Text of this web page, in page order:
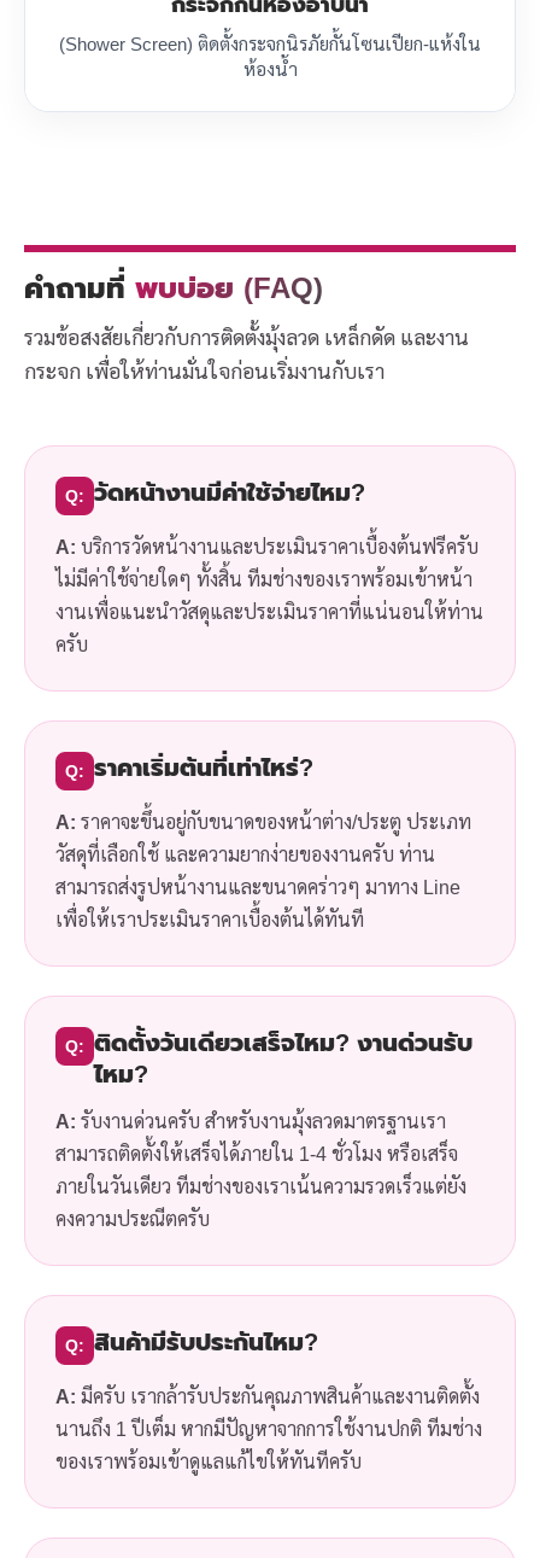
(Shower Screen) ติดตั้งกระจกนิรภัยกั้นโซนเปียก-แห้งใน
ห้องน้ำ
คำถามที่ พบบ่อย (FAQ)
รวมข้อสงสัยเกี่ยวกับการติดตั้งมุ้งลวด เหล็กดัด และงาน
กระจก เพื่อให้ท่านมั่นใจก่อนเริ่มงานกับเรา
Q: วัดหน้างานมีค่าใช้จ่ายไหม?
A: บริการวัดหน้างานและประเมินราคาเบื้องต้นฟรีครับ
ไม่มีค่าใช้จ่ายใดๆ ทั้งสิ้น ทีมช่างของเราพร้อมเข้าหน้า
งานเพื่อแนะนำวัสดุและประเมินราคาที่แน่นอนให้ท่าน
ครับ
Q: ราคาเริ่มต้นที่เท่าไหร่?
A: ราคาจะขึ้นอยู่กับขนาดของหน้าต่าง/ประตู ประเภท
วัสดุที่เลือกใช้ และความยากง่ายของงานครับ ท่าน
สามารถส่งรูปหน้างานและขนาดคร่าวๆ มาทาง Line
เพื่อให้เราประเมินราคาเบื้องต้นได้ทันที
Q: ติดตั้งวันเดียวเสร็จไหม? งานด่วนรับ
ไหม?
A: รับงานด่วนครับ สำหรับงานมุ้งลวดมาตรฐานเรา
สามารถติดตั้งให้เสร็จได้ภายใน 1-4 ชั่วโมง หรือเสร็จ
ภายในวันเดียว ทีมช่างของเราเน้นความรวดเร็วแต่ยัง
คงความประณีตครับ
Q: สินค้ามีรับประกันไหม?
A: มีครับ เรากล้ารับประกันคุณภาพสินค้าและงานติดตั้ง
นานถึง 1 ปีเต็ม หากมีปัญหาจากการใช้งานปกติ ทีมช่าง
ของเราพร้อมเข้าดูแลแก้ไขให้ทันทีครับ